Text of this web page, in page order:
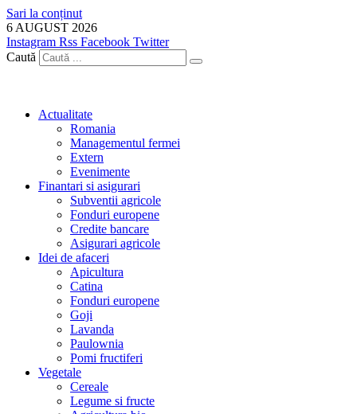
Sari la conținut
6 AUGUST 2026
Instagram Rss Facebook Twitter
Caută
Actualitate
Romania
Managementul fermei
Extern
Evenimente
Finantari si asigurari
Subventii agricole
Fonduri europene
Credite bancare
Asigurari agricole
Idei de afaceri
Apicultura
Catina
Fonduri europene
Goji
Lavanda
Paulownia
Pomi fructiferi
Vegetale
Cereale
Legume si fructe